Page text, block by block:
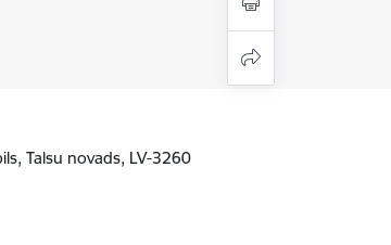
Talsu novads, LV-3260